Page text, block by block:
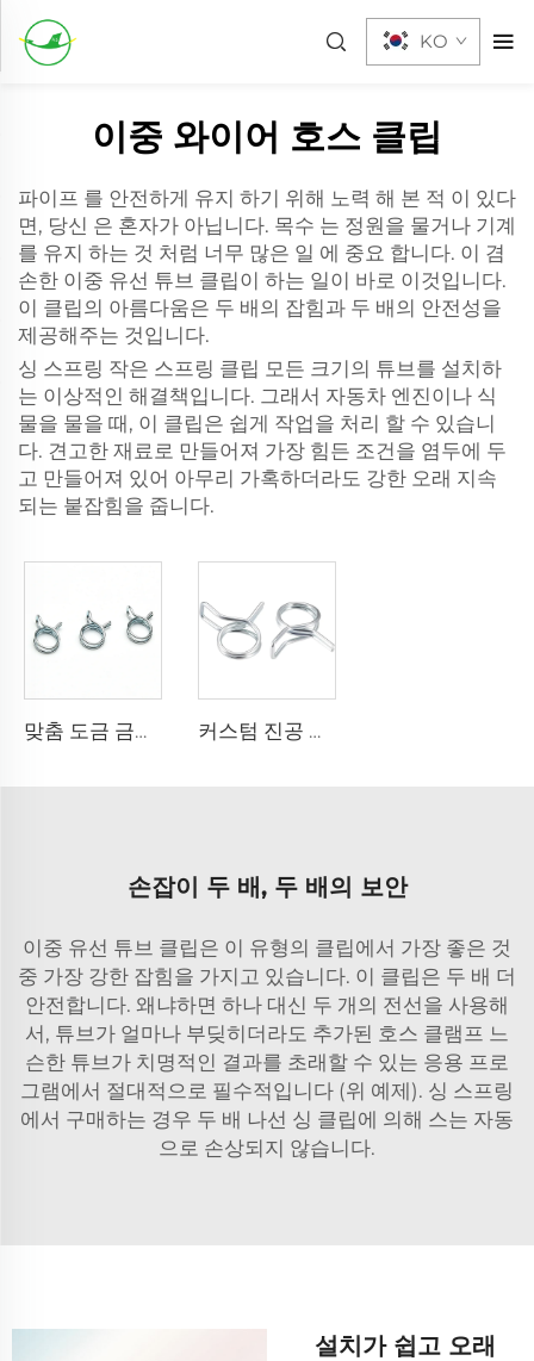
KO
이중 와이어 호스 클립
파이프 를 안전하게 유지 하기 위해 노력 해 본 적 이 있다
면, 당신 은 혼자가 아닙니다. 목수 는 정원을 물거나 기계
를 유지 하는 것 처럼 너무 많은 일 에 중요 합니다. 이 겸
손한 이중 유선 튜브 클립이 하는 일이 바로 이것입니다.
이 클립의 아름다움은 두 배의 잡힘과 두 배의 안전성을
제공해주는 것입니다.
싱 스프링 작은 스프링 클립 모든 크기의 튜브를 설치하
는 이상적인 해결책입니다. 그래서 자동차 엔진이나 식
물을 물을 때, 이 클립은 쉽게 작업을 처리 할 수 있습니
다. 견고한 재료로 만들어져 가장 힘든 조건을 염두에 두
고 만들어져 있어 아무리 가혹하더라도 강한 오래 지속
되는 붙잡힘을 줍니다.
맞춤 도금 금속 연료 호스 스테인레스 싱글 와이어 토크 스프링 호스 클립 클램프 커스텀 진공 연료 호스 라인 클램프 메탈 스테인레스 스틸 토크션 스프링 싱글 와이어 호스 클립
손잡이 두 배, 두 배의 보안
이중 유선 튜브 클립은 이 유형의 클립에서 가장 좋은 것
중 가장 강한 잡힘을 가지고 있습니다. 이 클립은 두 배 더
안전합니다. 왜냐하면 하나 대신 두 개의 전선을 사용해
서, 튜브가 얼마나 부딪히더라도 추가된 호스 클램프 느
슨한 튜브가 치명적인 결과를 초래할 수 있는 응용 프로
그램에서 절대적으로 필수적입니다 (위 예제). 싱 스프링
에서 구매하는 경우 두 배 나선 싱 클립에 의해 스는 자동
으로 손상되지 않습니다.
설치가 쉽고 오래